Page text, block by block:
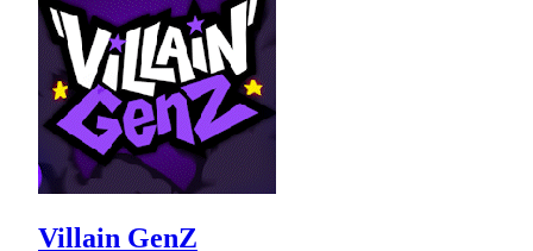
Villain GenZ